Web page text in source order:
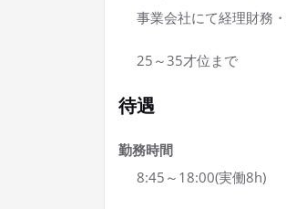
事業会社にて経理財務
25～35才位まで
待遇
勤務時間
8:45～18:00(実働8h)